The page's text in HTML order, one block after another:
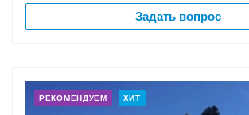
Задать вопрос
РЕКОМЕНДУЕМ ХИТ